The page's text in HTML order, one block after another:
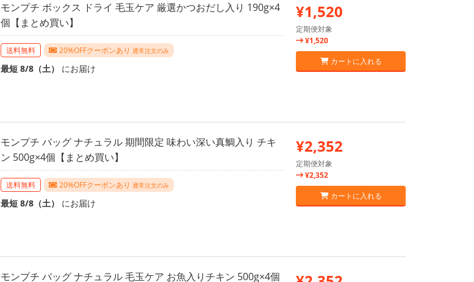
モンプチ ボックス ドライ 毛玉ケア 厳選かつおだし入り 190g×4
個【まとめ買い】
送料無料 20%OFFクーポンあり 通常注文のみ
最短 8/8（土） にお届け
¥1,520
定期便対象
¥1,520
カートに入れる
モンプチ バッグ ナチュラル 期間限定 味わい深い真鯛入り チキ
ン 500g×4個【まとめ買い】
送料無料 20%OFFクーポンあり 通常注文のみ
最短 8/8（土） にお届け
¥2,352
定期便対象
¥2,352
カートに入れる
モンプチ バッグ ナチュラル 毛玉ケア お魚入りチキン 500g×4個